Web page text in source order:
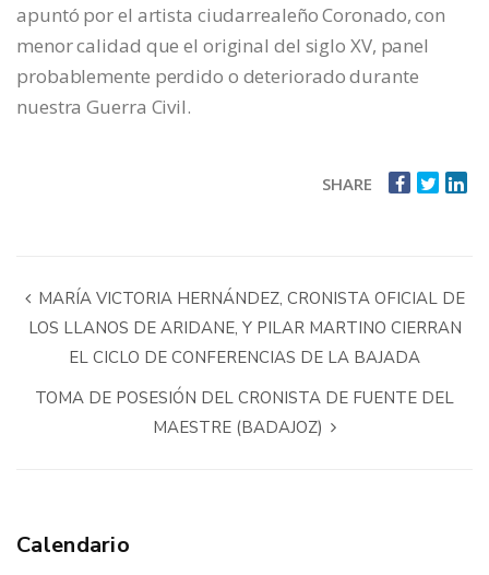
apuntó por el artista ciudarrealeño Coronado, con
menor calidad que el original del siglo XV, panel
probablemente perdido o deteriorado durante
nuestra Guerra Civil.
SHARE
MARÍA VICTORIA HERNÁNDEZ, CRONISTA OFICIAL DE
LOS LLANOS DE ARIDANE, Y PILAR MARTINO CIERRAN
EL CICLO DE CONFERENCIAS DE LA BAJADA
TOMA DE POSESIÓN DEL CRONISTA DE FUENTE DEL
MAESTRE (BADAJOZ)
Calendario